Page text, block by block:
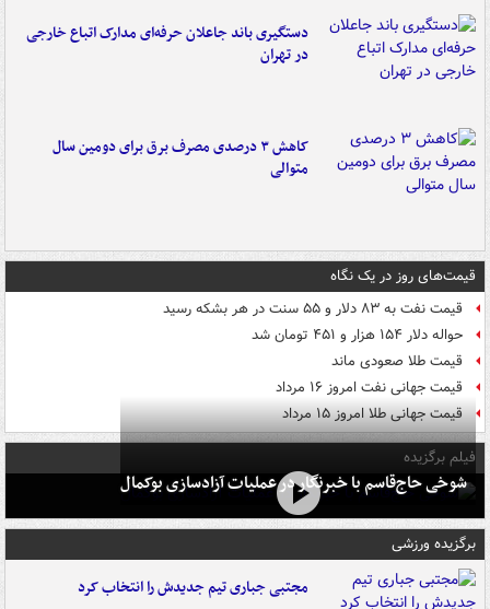
دستگیری باند جاعلان حرفه‌ای مدارک اتباع خارجی
در تهران
کاهش ۳ درصدی مصرف برق برای دومین سال
متوالی
قیمت‌های روز در یک نگاه
قیمت نفت به ۸۳ دلار و ۵۵ سنت در هر بشکه رسید
حواله دلار ۱۵۴ هزار و ۴۵۱ تومان شد
قیمت طلا صعودی ماند
قیمت جهانی نفت امروز ۱۶ مرداد
قیمت جهانی طلا امروز ۱۵ مرداد
فیلم برگزیده
شوخی حاج‌قاسم با خبرنگار در عملیات آزادسازی بوکمال
برگزیده ورزشی
مجتبی جباری تیم جدیدش را انتخاب کرد